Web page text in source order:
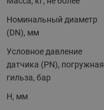
Номинальный диаметр
(DN), мм
Условное давление
датчика (PN), погружная
гильза, бар
H, мм